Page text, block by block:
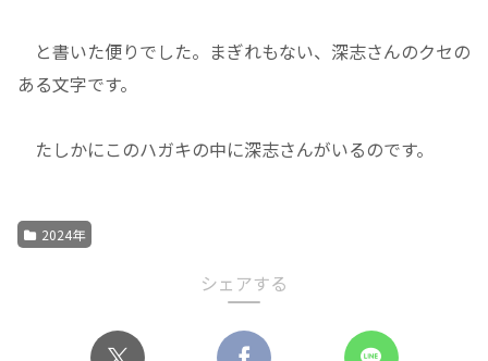
と書いた便りでした。まぎれもない、深志さんのクセの
ある文字です。
たしかにこのハガキの中に深志さんがいるのです。
2024年
シェアする